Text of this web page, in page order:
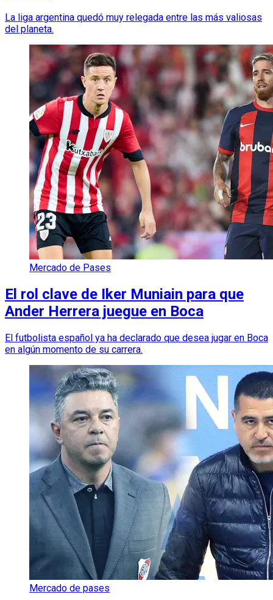
La liga argentina quedó muy relegada entre las más valiosas
del planeta.
Mercado de Pases
El rol clave de Iker Muniain para que
Ander Herrera juegue en Boca
El futbolista español ya ha declarado que desea jugar en Boca
en algún momento de su carrera.
Mercado de pases